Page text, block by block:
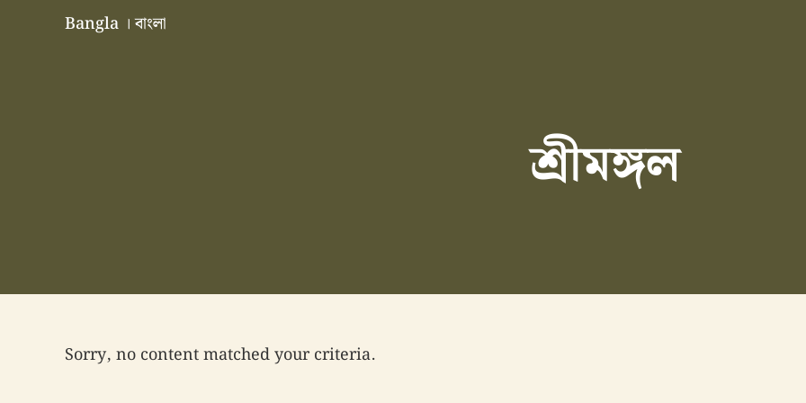
Skip to main content
Skip to header right navigation
Skip to site footer
Bangla । বাংলা
শ্রীমঙ্গল
Sorry, no content matched your criteria.